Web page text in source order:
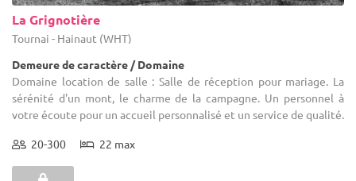
La Grignotière
Tournai - Hainaut (WHT)
Demeure de caractère / Domaine
Domaine location de salle : Salle de réception pour mariage. La
sérénité d'un mont, le charme de la campagne. Un personnel à
votre écoute pour un accueil personnalisé et un service de qualité.
20-300 22 max